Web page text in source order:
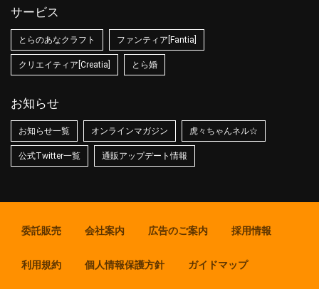
サービス
とらのあなクラフト ファンティア[Fantia]
クリエイティア[Creatia] とら婚
お知らせ
お知らせ一覧 オンラインマガジン 虎々ちゃんネル☆
公式Twitter一覧 通販アップデート情報
委託販売 会社案内 広告のご案内 採用情報
利用規約 個人情報保護方針 ガイドマップ